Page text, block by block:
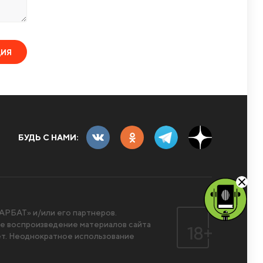
БУДЬ С НАМИ:
и/или его партнеров.
материалов сайта
Неоднократное использование